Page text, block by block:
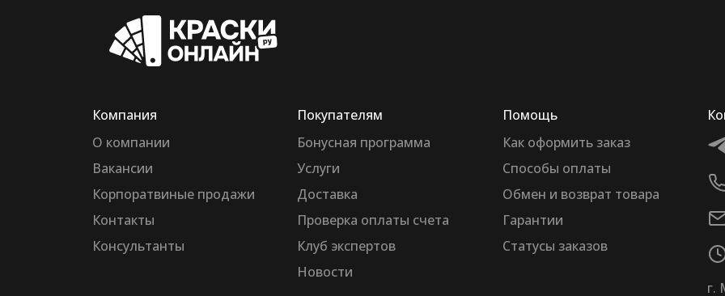
Компания
О компании
Вакансии
Корпоратвиные продажи
Контакты
Консультанты
Покупателям
Бонусная программа
Услуги
Доставка
Проверка оплаты счета
Клуб экспертов
Новости
Помощь
Как оформить заказ
Способы оплаты
Обмен и возврат товара
Гарантии
Статусы заказов
г.